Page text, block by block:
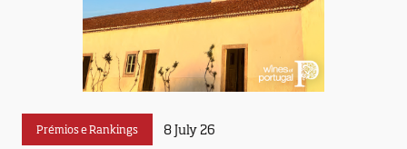
Prémios e Rankings 8 July 26